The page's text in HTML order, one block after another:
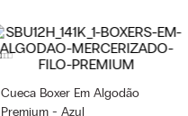
Cueca Boxer Em Algodão
Premium - Azul